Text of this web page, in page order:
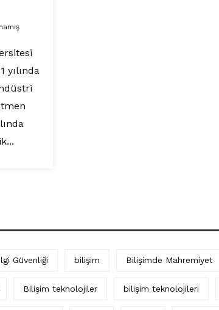
yılında
Güvenliği bilişim Bilişimde Mahremiyet
Bilişim teknolojiler bilişim teknolojileri